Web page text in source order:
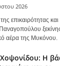
2026
επικαιρότητας και
αέρα της Μυκόνου.
Η